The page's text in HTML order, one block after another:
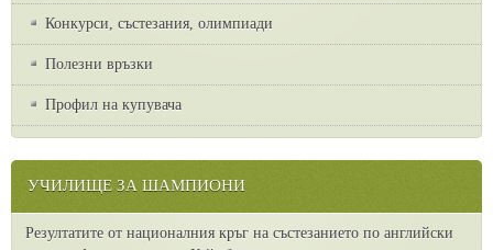
Конкурси, състезания, олимпиади
Полезни връзки
Профил на купувача
УЧИЛИЩЕ ЗА ШАМПИОНИ
Резултатите от националния кръг на състезанието по английски